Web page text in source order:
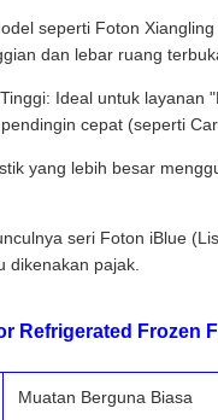
seperti Foton
dan lebar ruang
Ideal untuk
cepat (seperti
yang lebih besar
seri Foton iBlue
dikenakan pajak.
Refrigerated Frozen
Muatan Berguna Biasa